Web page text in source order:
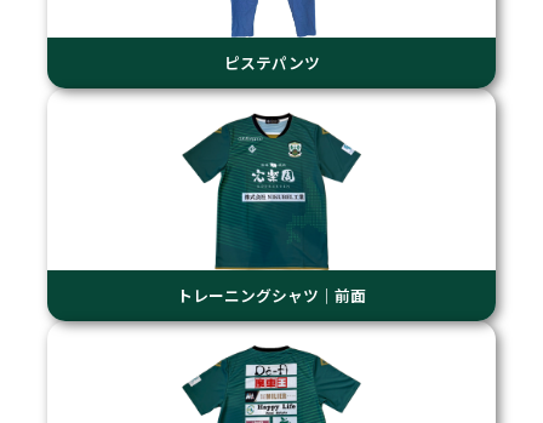
ピステパンツ
トレーニングシャツ｜前面